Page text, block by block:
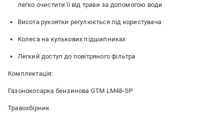
легко очистити її від трави за допомогою води
Висота рукоятки регулюється під користувача
Колеса на кулькових підшипниках
Легкий доступ до повітряного фільтра
Комплектація:
Газонокосарка бензинова GTM LM48-SP
Травозбірник